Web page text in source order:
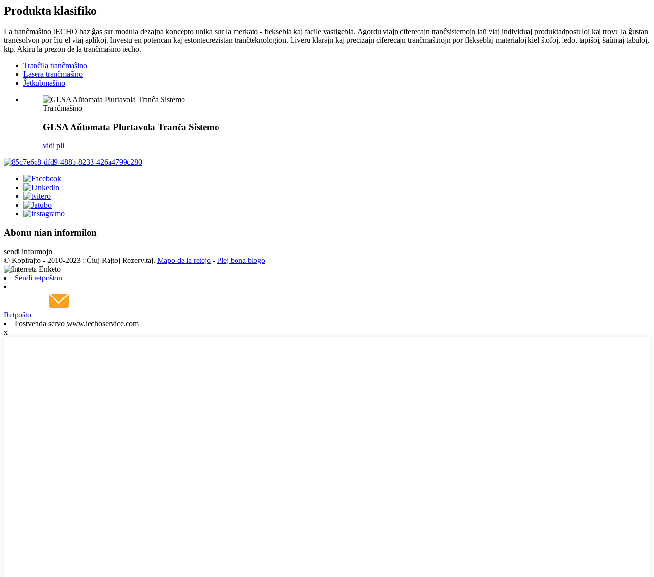
Produkta klasifiko
La tranĉmaŝino IECHO baziĝas sur modula dezajna koncepto unika sur la merkato - fleksebla kaj facile vastigebla. Agordu viajn ciferecajn tranĉsistemojn laŭ viaj individuaj produktadpostuloj kaj trovu la ĝustan
tranĉsolvon por ĉiu el viaj aplikoj. Investu en potencan kaj estontecrezistan tranĉteknologion. Liveru klarajn kaj precizajn ciferecajn tranĉmaŝinojn por flekseblaj materialoj kiel ŝtofoj, ledo, tapiŝoj, ŝaŭmaj tabuloj,
ktp. Akiru la prezon de la tranĉmaŝino iecho.
Tranĉila tranĉmaŝino
Lasera tranĉmaŝino
Ĵetkubmaŝino
Tranĉmaŝino
GLSA Aŭtomata Plurtavola Tranĉa Sistemo
vidi pli
Abonu nian informilon
sendi informojn
© Kopirajto - 2010-2023 : Ĉiuj Rajtoj Rezervitaj. Mapo de la retejo - Plej bona blogo
Sendi retpoŝton
Retpoŝto
Postvenda servo www.iechoservice.com
x